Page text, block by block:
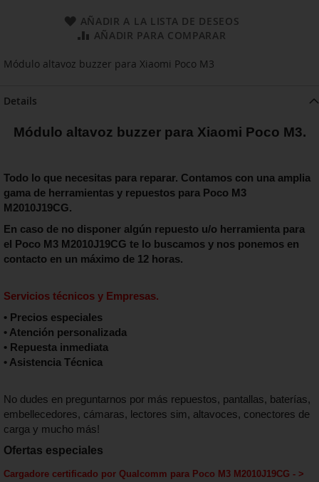
AÑADIR A LA LISTA DE DESEOS
AÑADIR PARA COMPARAR
Módulo altavoz buzzer para Xiaomi Poco M3
Details
Módulo altavoz buzzer para Xiaomi Poco M3.
Todo lo que necesitas para reparar. Contamos con una amplia
gama de herramientas y repuestos para Poco M3
M2010J19CG.
En caso de no disponer algún repuesto u/o herramienta para
el Poco M3 M2010J19CG te lo buscamos y nos ponemos en
contacto en un máximo de 12 horas.
Servicios técnicos y Empresas.
• Precios especiales
• Atención personalizada
• Repuesta inmediata
• Asistencia Técnica
No dudes en preguntarnos por más repuestos, pantallas, baterías,
embellecedores, cámaras, lectores sim, altavoces, conectores de
carga y mucho más!
Ofertas especiales
Cargadore certificado por Qualcomm para Poco M3 M2010J19CG - >